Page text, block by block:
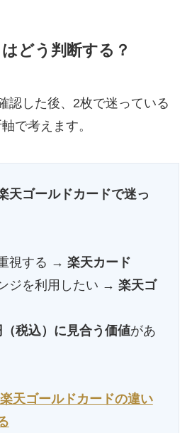
どう判断する？
認した後、2枚で迷っている
で考えます。
天ゴールドカードで迷っ
視する → 楽天カード
ジを利用したい → 楽天ゴ
税込）に見合う価値があ
天ゴールドカードの違い